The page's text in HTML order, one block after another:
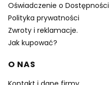
Oświadczenie o Dostępności
Polityka prywatności
Zwroty i reklamacje.
Jak kupować?
O NAS